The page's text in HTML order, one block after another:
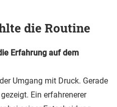
die Routine
Erfahrung auf dem
Umgang mit Druck. Gerade
Ein erfahrenerer